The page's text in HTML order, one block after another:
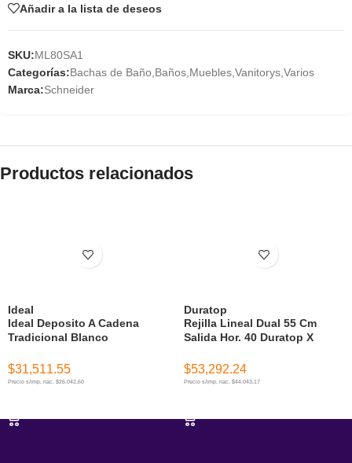
Añadir a la lista de deseos
SKU:ML80SA1
Categorías:Bachas de Baño,Baños,Muebles,Vanitorys,Varios
Marca:Schneider
Productos relacionados
Ideal Deposito A Cadena
Tradicional Blanco
Ideal
$31,511.55
Precio s/imp. nac. $26.042,60
Rejilla Lineal Dual 55 Cm
Salida Hor. 40 Duratop X
Duratop
$53,292.24
Precio s/imp. nac. $44.043,17